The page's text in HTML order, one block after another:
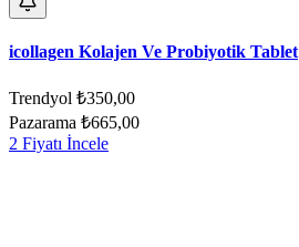
icollagen Kolajen Ve Probiyotik Tablet
Trendyol ₺350,00
Pazarama ₺665,00
2 Fiyatı İncele